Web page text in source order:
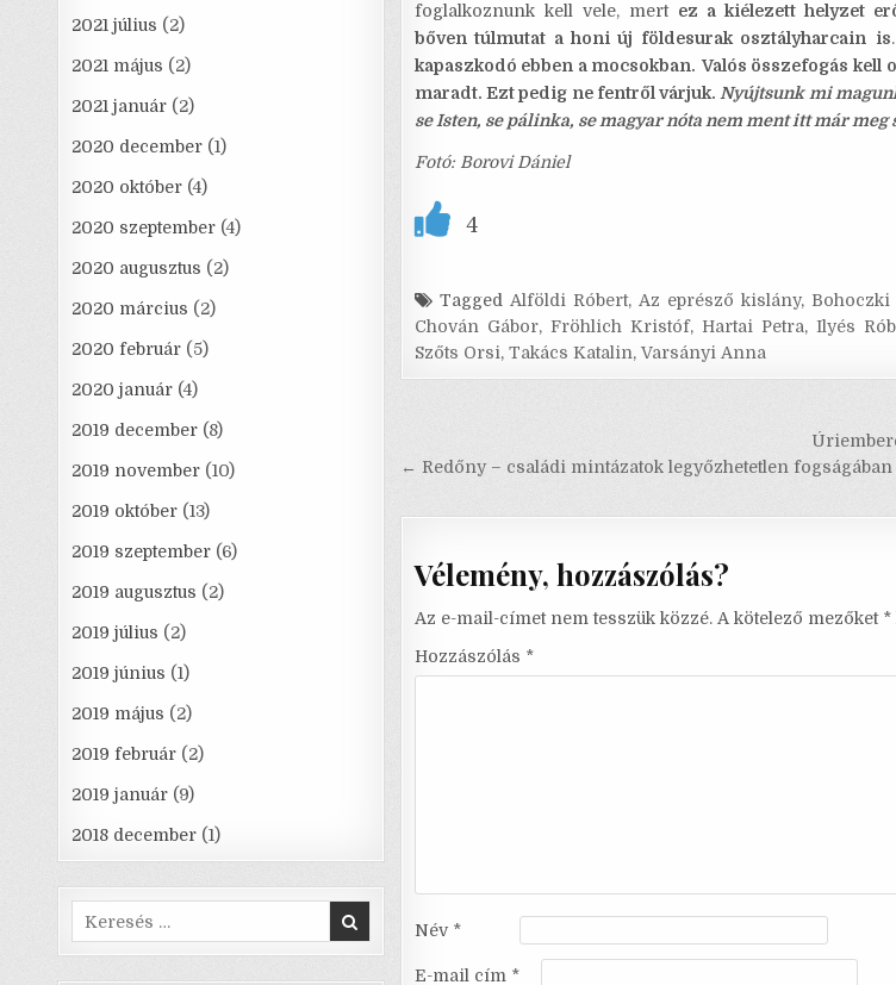
foglalkoznunk kell vele, mert ez a kiélezett helyzet
bőven túlmutat a honi új földesurak osztályharcain
is.
kapaszkodó ebben a mocsokban. Valós összefogás kell
maradt. Ezt pedig ne fentről várjuk. Nyújtsunk mi
se Isten, se pálinka, se magyar nóta nem ment itt már meg
Fotó: Borovi Dániel
4
Tagged Alföldi Róbert, Az eprésző kislány, Bohoczki
Chován Gábor, Fröhlich Kristóf, Hartai Petra, Ilyés
Szőts Orsi, Takács Katalin, Varsányi Anna
navigáció
← Redőny – családi mintázatok legyőzhetetlen fogságában
Vélemény, hozzászólás?
Az e-mail-címet nem tesszük közzé. A kötelező mezőket *
Hozzászólás *
Név *
E-mail cím *
2021 július (2)
2021 május (2)
2021 január (2)
2020 december (1)
2020 október (4)
2020 szeptember (4)
2020 augusztus (2)
2020 március (2)
2020 február (5)
2020 január (4)
2019 december (8)
2019 november (10)
2019 október (13)
2019 szeptember (6)
2019 augusztus (2)
2019 július (2)
2019 június (1)
2019 május (2)
2019 február (2)
2019 január (9)
2018 december (1)
Search
for: